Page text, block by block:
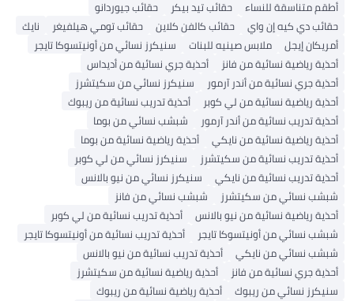
أطقم متناسقة للنساء
حقائب تيد بيكر
حقائب جيوردانو
حقائب دي كيه إن واي
حقائب كالفن كلاين حقائب تومي هيلفيغر
نايك
أمريكان إيجل
ملابس صينيه للبنات
سنيكرز نسائي من أونيتسوكا تايجر
أحذية رياضية نسائية من فانز
أحذية جري نسائية من أديداس
أحذية جري نسائية من أندر آرمور
سنيكرز نسائي من سكيتشرز
أحذية رياضية نسائية من لي كوبر
أحذية تدريب نسائية من ريبوك
أحذية تدريب نسائية من أندر آرمور
شبشب نسائي من بوما
أحذية رياضية نسائية من نايكي
أحذية رياضية نسائية من بوما
أحذية تدريب نسائية من سكيتشرز
سنيكرز نسائي من لي كوبر
أحذية تدريب نسائية من نايكي
سنيكرز نسائي من نيو بالانس
شبشب نسائي من سكيتشرز
شبشب نسائي من فانز
أحذية رياضية نسائية من نيو بالانس
أحذية تدريب نسائية من لي كوبر
شبشب نسائي من أونيتسوكا تايجر
أحذية تدريب نسائية من أونيتسوكا تايجر
شبشب نسائي من نايكي
أحذية تدريب نسائية من نيو بالانس
أحذية جري نسائية من فانز
أحذية رياضية نسائية من سكيتشرز
سنيكرز نسائي من ريبوك
أحذية رياضية نسائية من ريبوك